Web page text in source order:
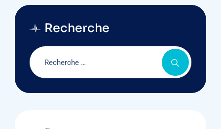
Recherche